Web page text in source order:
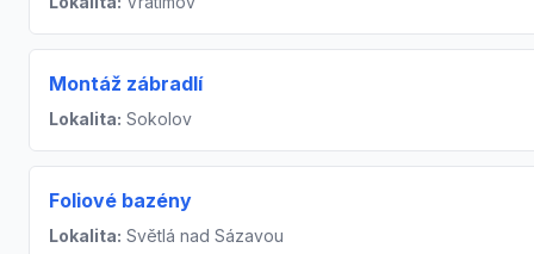
Montáž zábradlí
Lokalita: Sokolov
Foliové bazény
Lokalita: Světlá nad Sázavou